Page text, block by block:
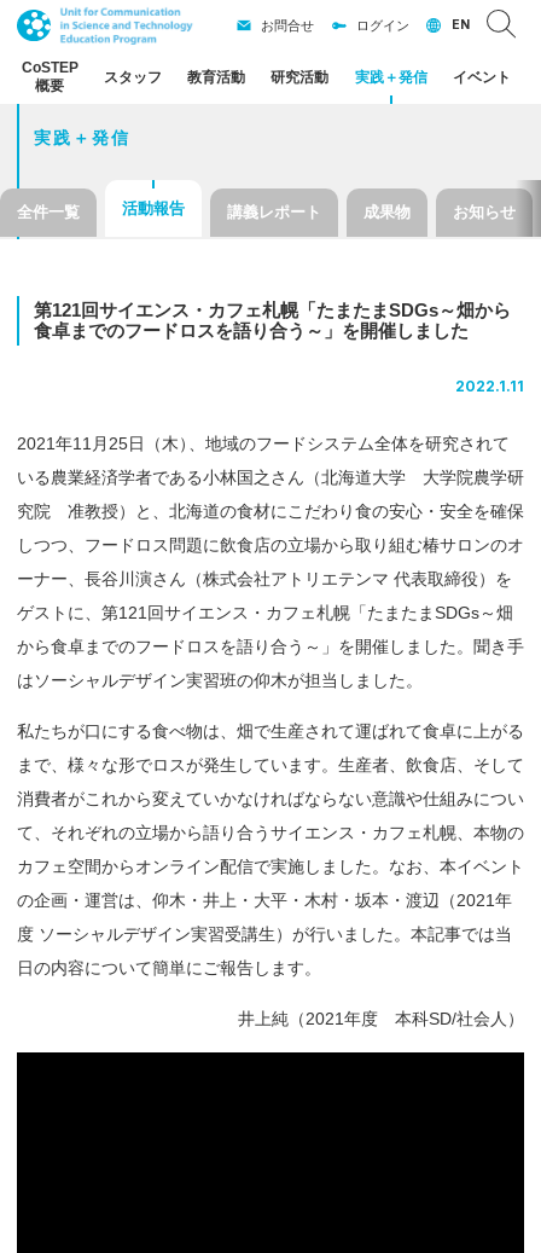
CoSTEP
概要
スタッフ 教育活動 研究活動 実践＋発信 イベント
お問合せ ログイン EN
実践＋発信
全件一覧 活動報告 講義レポート 成果物 お知らせ
第121回サイエンス ・ カフェ札幌「たまたまSDGs～畑から
食卓までのフードロスを語り合う ～」を開催しました
2022.1.11
2021年11月25日（木）
、地域のフードシステム全体を研究されて
いる農業経済学者である小林国之さん（北海道大学 大学院農学研
究院 准教授）と、北海道の食材にこだわり食の安心・安全を確保
しつつ、フードロス問題に飲食店の立場から取り組む椿サロンのオ
ーナー、長谷川演さん（株式会社アトリエテンマ 代表取締役）を
ゲストに、第121回サイエンス・カフェ札幌「たまたまSDGs～畑
から食卓までのフードロスを語り合う～」を開催しました。聞き手
はソーシャルデザイン実習班の仰木が担当しました。
私たちが口にする食べ物は、畑で生産されて運ばれて食卓に上がる
まで、様々な形でロスが発生しています。生産者、飲食店、そして
消費者がこれから変えていかなければならない意識や仕組みについ
て、それぞれの立場から語り合うサイエンス・カフェ札幌、本物の
カフェ空間からオンライン配信で実施しました。なお、本イベント
の企画・運営は、仰木・井上・大平・木村・坂本・渡辺（2021年
度 ソーシャルデザイン実習受講生）が行いました。本記事では当
日の内容について簡単にご報告します。
井上純（2021年度 本科SD/社会人）